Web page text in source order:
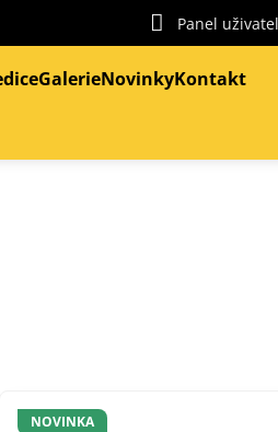
Panel
GalerieNovinkyKontakt
NOVINKA